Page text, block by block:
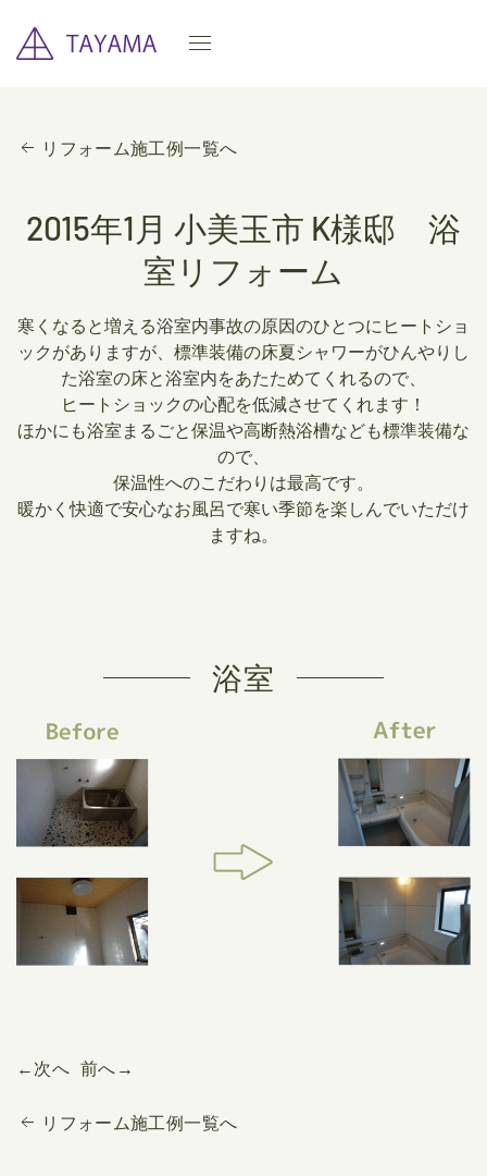
リフォーム施工例一覧へ
2015年1月 小美玉市 K様邸 浴
室リフォーム
寒くなると増える浴室内事故の原因のひとつにヒートショ
ックがありますが、標準装備の床夏シャワーがひんやりし
た浴室の床と浴室内をあたためてくれるので、
ヒートショックの心配を低減させてくれます！
ほかにも浴室まるごと保温や高断熱浴槽なども標準装備な
ので、
保温性へのこだわりは最高です。
暖かく快適で安心なお風呂で寒い季節を楽しんでいただけ
ますね。
浴室
←次へ 前へ→
リフォーム施工例一覧へ